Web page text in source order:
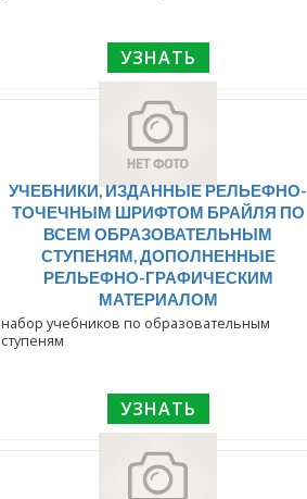
УЗНАТЬ
УЧЕБНИКИ, ИЗДАННЫЕ РЕЛЬЕФНО-
ТОЧЕЧНЫМ ШРИФТОМ БРАЙЛЯ ПО
ВСЕМ ОБРАЗОВАТЕЛЬНЫМ
СТУПЕНЯМ, ДОПОЛНЕННЫЕ
РЕЛЬЕФНО-ГРАФИЧЕСКИМ
МАТЕРИАЛОМ
набор учебников по образовательным
ступеням
УЗНАТЬ